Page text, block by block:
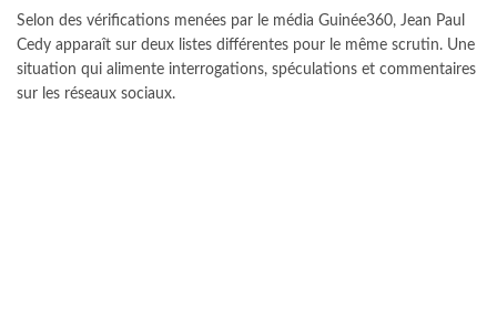
Selon des vérifications menées par le média Guinée360, Jean Paul
Cedy apparaît sur deux listes différentes pour le même scrutin. Une
situation qui alimente interrogations, spéculations et commentaires
sur les réseaux sociaux.